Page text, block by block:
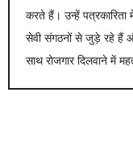
करते हैं। उन्हें
सेवी संगठनों से जुड़े रहे हैं
साथ रोजगार दिलवाने में